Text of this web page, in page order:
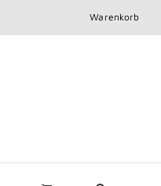
Warenkorb